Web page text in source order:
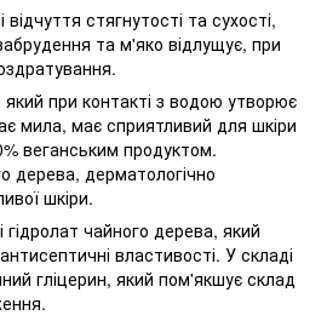
стягнутості та сухості,
та м'яко відлущує, при
при контакті з водою утворює
мила, має сприятливий для шкіри
веганським продуктом.
дерева, дерматологічно
шкіри.
чайного дерева, який
властивості. У складі
гліцерин, який пом'якшує склад